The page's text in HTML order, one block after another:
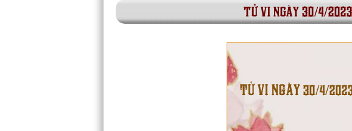
tử vi ngày 30/4/
TỬ VI NGÀY 30/4/